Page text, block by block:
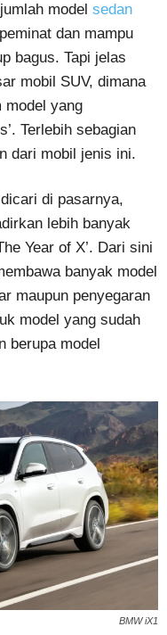
model sedan
dan mampu
bagus. Tapi jelas
mobil SUV, dimana
model yang
Terlebih sebagian
dari mobil jenis ini.
di pasarnya,
lebih banyak
Year of X’. Dari sini
banyak model
maupun penyegaran
model yang sudah
berupa model
BMW iX1